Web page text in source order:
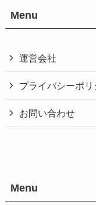
Menu
運営会社
プライバシーポリ
お問い合わせ
Menu